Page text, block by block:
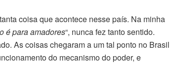
coisa que acontece nesse país. Na minha
é para amadores“, nunca fez tanto sentido.
As coisas chegaram a um tal ponto no Brasil
do mecanismo do poder, e